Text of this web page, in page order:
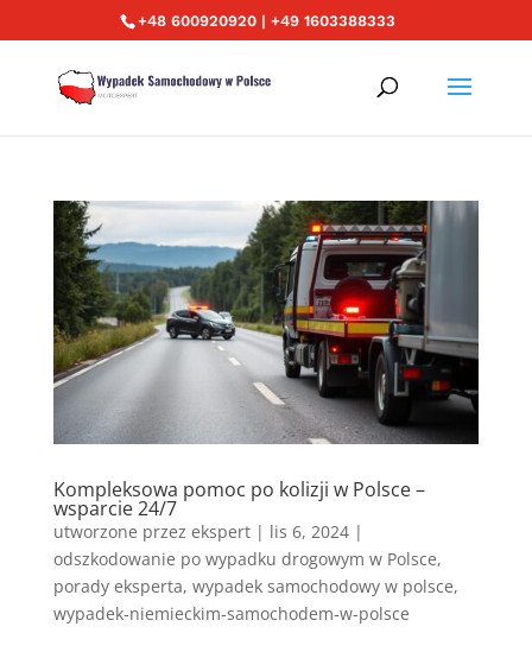
+48 600920920 | +49 1603388333
Kompleksowa pomoc po kolizji w Polsce –
wsparcie 24/7
utworzone przez ekspert| lis 6, 2024|
odszkodowanie po wypadku drogowym w Polsce,
porady eksperta, wypadek samochodowy w polsce,
wypadek-niemieckim-samochodem-w-polsce